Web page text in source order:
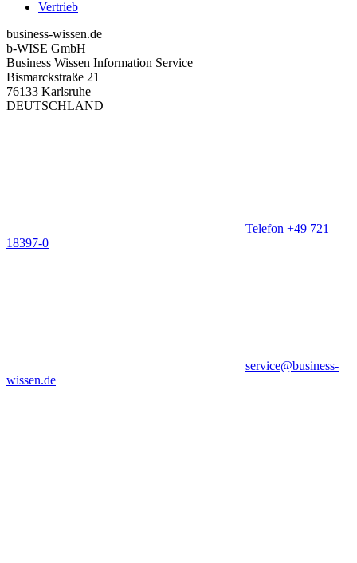
Vertrieb
business-wissen.de
b-WISE GmbH
Business Wissen Information Service
Bismarckstraße 21
76133 Karlsruhe
DEUTSCHLAND
Telefon +49 721
18397-0
service@business-
wissen.de